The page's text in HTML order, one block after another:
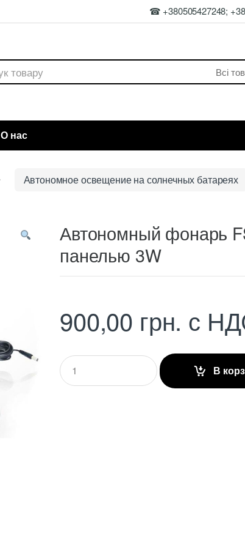
☎ +380505427248;
О нас
Автономное освещение на солнечных батареях
Автономный фонарь
панелью 3W
900,00 грн. с
Q
u
В